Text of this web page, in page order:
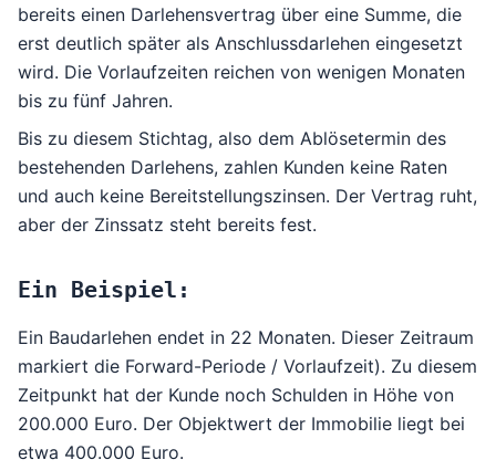
bereits einen Darlehensvertrag über eine Summe, die
erst deutlich später als Anschlussdarlehen eingesetzt
wird. Die Vorlaufzeiten reichen von wenigen Monaten
bis zu fünf Jahren.
Bis zu diesem Stichtag, also dem Ablösetermin des
bestehenden Darlehens, zahlen Kunden keine Raten
und auch keine Bereitstellungszinsen. Der Vertrag ruht,
aber der Zinssatz steht bereits fest.
Ein Beispiel:
Ein Baudarlehen endet in 22 Monaten. Dieser Zeitraum
markiert die Forward-Periode / Vorlaufzeit). Zu diesem
Zeitpunkt hat der Kunde noch Schulden in Höhe von
200.000 Euro. Der Objektwert der Immobilie liegt bei
etwa 400.000 Euro.